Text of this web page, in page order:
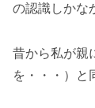
の認識しかな
昔から私が親
を・・・）と